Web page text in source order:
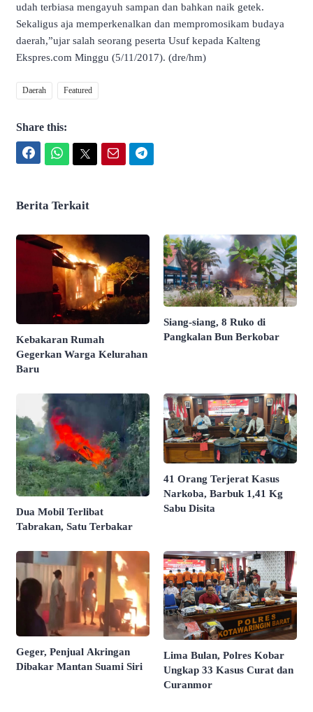
udah terbiasa mengayuh sampan dan bahkan naik getek.
Sekaligus aja memperkenalkan dan mempromosikam budaya
daerah,”ujar salah seorang peserta Usuf kepada Kalteng
Ekspres.com Minggu (5/11/2017). (dre/hm)
Daerah Featured
Share this:
Berita Terkait
Kebakaran Rumah
Gegerkan Warga Kelurahan
Baru
Siang-siang, 8 Ruko di
Pangkalan Bun Berkobar
Dua Mobil Terlibat
Tabrakan, Satu Terbakar
41 Orang Terjerat Kasus
Narkoba, Barbuk 1,41 Kg
Sabu Disita
Geger, Penjual Akringan
Dibakar Mantan Suami Siri
Lima Bulan, Polres Kobar
Ungkap 33 Kasus Curat dan
Curanmor